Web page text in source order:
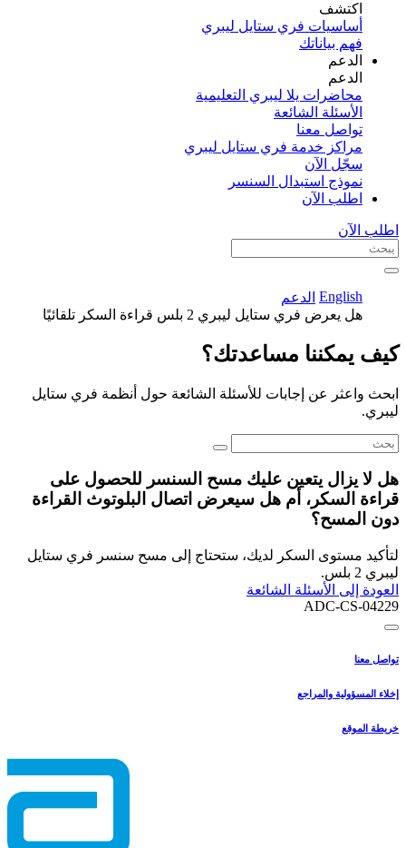
اكتشف​
أساسيات فري ستايل ليبري
فهم بياناتك
الدعم
الدعم
محاضرات يلا ليبري التعليمية
الأسئلة الشائعة
تواصل معنا
مراكز خدمة فري ستايل ليبري
سجّل الآن​
نموذج استبدال السنسر
اطلب الآن
اطلب الآن
English الدعم
هل يعرض فري ستايل ليبري 2 بلس قراءة السكر تلقائيًا
كيف يمكننا مساعدتك؟
ابحث واعثر عن إجابات للأسئلة الشائعة حول أنظمة فري ستايل
ليبري.
هل لا يزال يتعين عليك مسح السنسر للحصول على
قراءة السكر، أم هل سيعرض اتصال البلوتوث القراءة
دون المسح؟
لتأكيد مستوى السكر لديك، ستحتاج إلى مسح سنسر فري ستايل
ليبري 2 بلس.
العودة إلى الأسئلة الشائعة
ADC-CS-04229
تواصل معنا
إخلاء المسؤولية والمراجع
خريطة الموقع